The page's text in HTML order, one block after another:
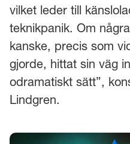
vilket leder till
teknikpanik. Om
kanske, precis som
gjorde, hittat sin väg
odramatiskt sätt”,
Lindgren.